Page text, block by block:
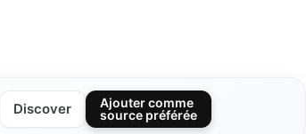
Discover
Ajouter comme
source préférée